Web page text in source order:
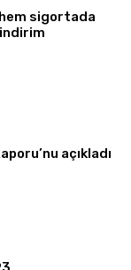
sigortada
indirim
açıkladı